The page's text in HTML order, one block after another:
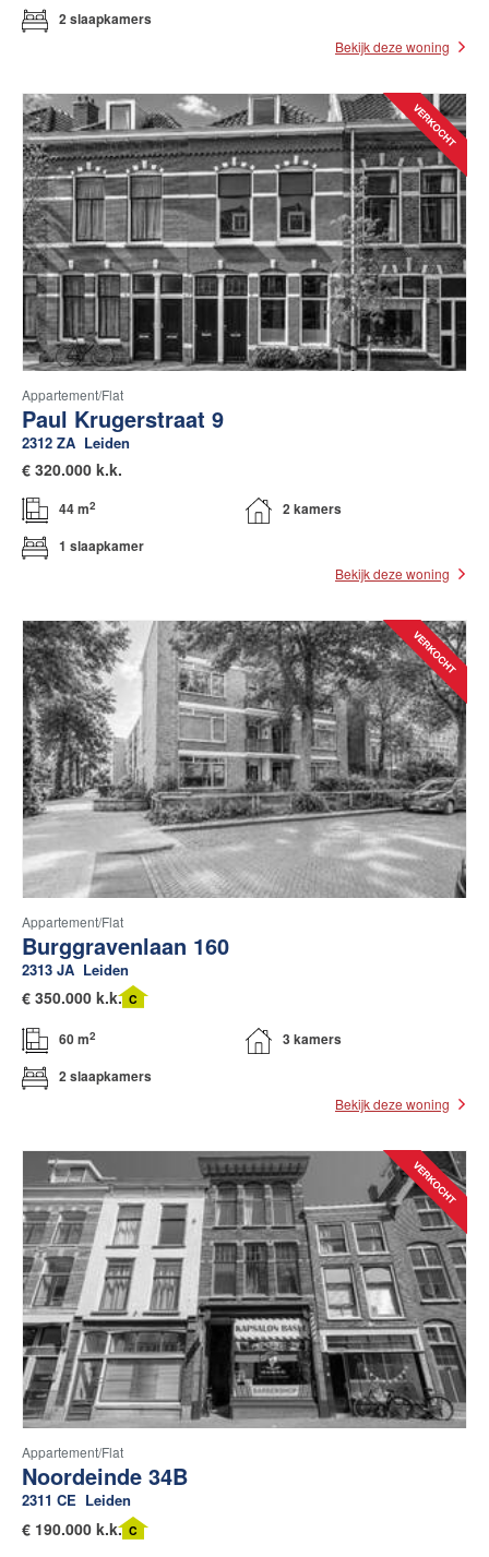
2 slaapkamers
Bekijk deze woning
Appartement/flat
Paul Krugerstraat 9
2312 ZA Leiden
€ 320.000 k.k.
44 m2
2 kamers
1 slaapkamer
Bekijk deze woning
Appartement/flat
Burggravenlaan 160
2313 JA Leiden
€ 350.000 k.k. C
60 m2
3 kamers
2 slaapkamers
Bekijk deze woning
Appartement/flat
Noordeinde 34B
2311 CE Leiden
€ 190.000 k.k. C